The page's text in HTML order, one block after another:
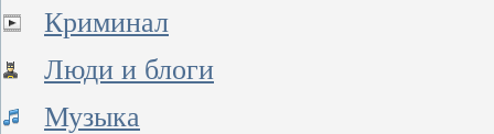
Криминал
Люди и блоги
Музыка